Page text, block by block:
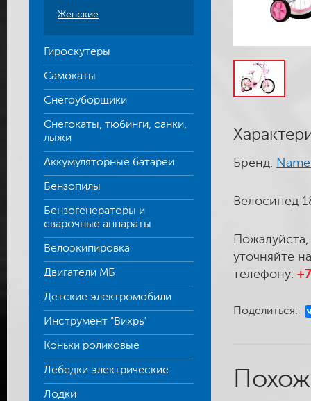
Женские
Гироскутеры
Самокаты
Снегоуборщики
Снегокаты, тюбинги, санки,
лыжи
Аккумуляторные батареи
Бензопилы
Бензогенераторы и
сварочные аппараты
Велоэкипировка
Двигатели МБ
Детские электромобили
Инструмент "Вихрь"
Коньки роликовые
Лебедки электрические
Лодки
Бренд:
Велосипед
уточняйте
телефону:
Поделиться: